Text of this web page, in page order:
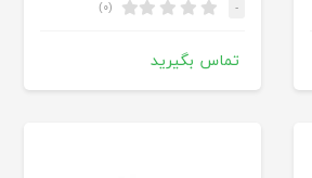
- (۰)
تماس بگیرید